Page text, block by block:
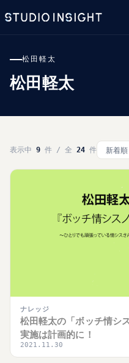
松田軽太
松田軽太
表示中 9 件 / 全 24 件
ナレッジ
松田軽太の「ボッチ情シ
実施は計画的に！
2021.11.30